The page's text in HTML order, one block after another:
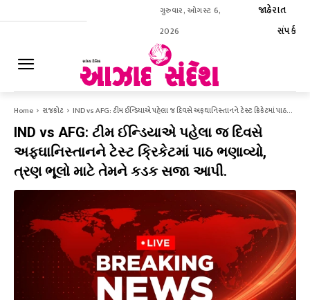
ગુરુવાર, ઓગસ્ટ 6,
2026
જાહેરાત
સંપર્ક
Home રાજકોટ IND vs AFG: ટીમ ઈન્ડિયાએ પહેલા જ દિવસે અફઘાનિસ્તાનને ટેસ્ટ ક્રિકેટમાં પાઠ...
IND vs AFG: ટીમ ઈન્ડિયાએ પહેલા જ દિવસે
અફઘાનિસ્તાનને ટેસ્ટ ક્રિકેટમાં પાઠ ભણાવ્યો,
ત્રણ ભૂલો માટે તેમને કડક સજા આપી.